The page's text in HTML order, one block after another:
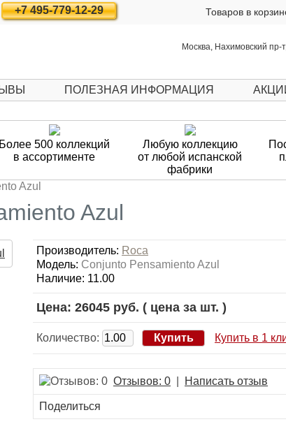
+7 495-779-12-29 Товаров в
Москва, Нахимовский пр-
ПОЛЕЗНАЯ ИНФОРМАЦИЯ
Более 500 коллекций
в ассортименте
Любую коллекцию
от любой испанской
фабрики
Azul
Azul
Производитель: Roca
Модель: Conjunto Pensamiento Azul
Наличие: 11.00
Цена: 26045 руб. ( цена за шт. )
Количество: Купить в 1
Отзывов: 0 Написать отзыв
Поделиться